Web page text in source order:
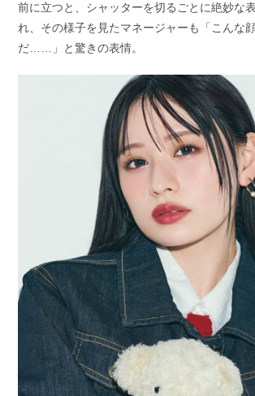
前に立つと、シャッターを切るごとに絶妙な
れ、その様子を見たマネージャーも「こんな
だ……」と驚きの表情。